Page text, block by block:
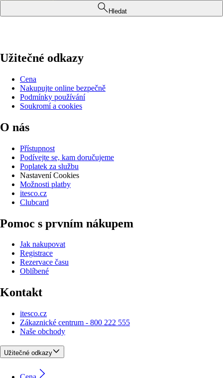
Hledat
Užitečné odkazy
Cena
Nakupujte online bezpečně
Podmínky používání
Soukromí a cookies
O nás
Přístupnost
Podívejte se, kam doručujeme
Poplatek za službu
Nastavení Cookies
Možnosti platby
itesco.cz
Clubcard
Pomoc s prvním nákupem
Jak nakupovat
Registrace
Rezervace času
Oblíbené
Kontakt
itesco.cz
Zákaznické centrum - 800 222 555
Naše obchody
Užitečné odkazy